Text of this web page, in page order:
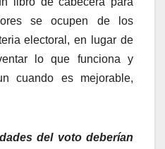
se ocupen de los
electoral, en lugar de
lo que funciona y
cuando es mejorable,
del voto deberían